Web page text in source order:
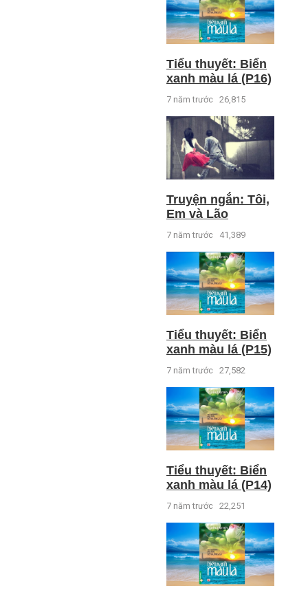
Tiểu thuyết: Biển
xanh màu lá (P16)
7 năm trước 26,815
Truyện ngắn: Tôi,
Em và Lão
7 năm trước 41,389
Tiểu thuyết: Biển
xanh màu lá (P15)
7 năm trước 27,582
Tiểu thuyết: Biển
xanh màu lá (P14)
7 năm trước 22,251